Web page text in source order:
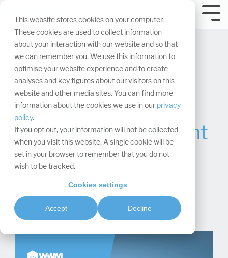
This website stores cookies on your computer.
These cookies are used to collect information
about your interaction with our website and so that
we can remember you. We use this information to
optimise your website experience and to create
analyses and key figures about our visitors on this
website and other media sites. You can find more
information about the cookies we use in our privacy
policy.
If you opt out, your information will not be collected
when you visit this website. A single cookie will be
set in your browser to remember that you do not
wish to be tracked.
Cookies settings
Accept Decline
überspringen.
Robotik am
Messestand: Effizient
& Interaktiv
Katharina Kurm:Updated on Mai 29, 2026
Interaktion & Engagement